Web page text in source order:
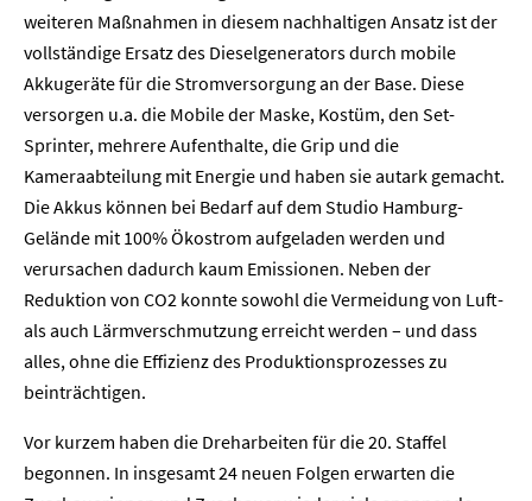
weiteren Maßnahmen in diesem nachhaltigen Ansatz ist der
vollständige Ersatz des Dieselgenerators durch mobile
Akkugeräte für die Stromversorgung an der Base. Diese
versorgen u.a. die Mobile der Maske, Kostüm, den Set-
Sprinter, mehrere Aufenthalte, die Grip und die
Kameraabteilung mit Energie und haben sie autark gemacht.
Die Akkus können bei Bedarf auf dem Studio Hamburg-
Gelände mit 100% Ökostrom aufgeladen werden und
verursachen dadurch kaum Emissionen. Neben der
Reduktion von CO2 konnte sowohl die Vermeidung von Luft-
als auch Lärmverschmutzung erreicht werden – und dass
alles, ohne die Effizienz des Produktionsprozesses zu
beinträchtigen.
Vor kurzem haben die Dreharbeiten für die 20. Staffel
begonnen. In insgesamt 24 neuen Folgen erwarten die
Home
Unternehmen